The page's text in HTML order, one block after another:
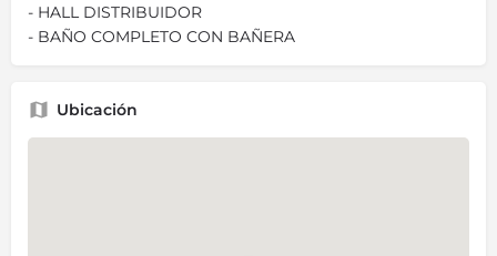
- HALL DISTRIBUIDOR
- BAÑO COMPLETO CON BAÑERA
Ubicación